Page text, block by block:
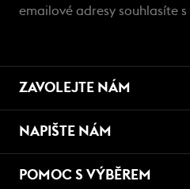
emailové adresy souhlasíte s
ZAVOLEJTE NÁM
NAPIŠTE NÁM
POMOC S VÝBĚREM